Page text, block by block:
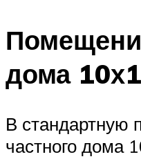
дома
В стандартную
частного дома